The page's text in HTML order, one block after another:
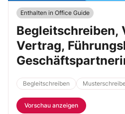
Enthalten in Office Guide
Begleitschreiben,
Vertrag,
Begleitschreiben
Vorschau anzeigen